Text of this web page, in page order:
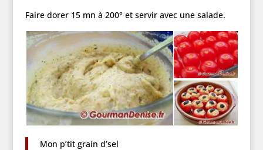
Faire dorer 15 mn à 200° et servir avec une salade.
Mon p’tit grain d’sel